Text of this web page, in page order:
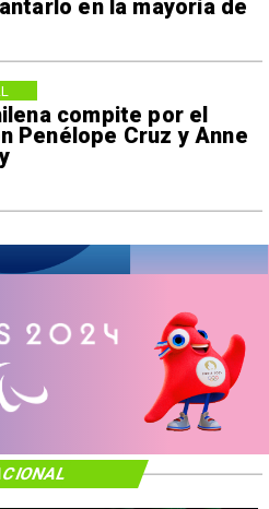
en la mayoría de
compite por el
Penélope Cruz y Anne